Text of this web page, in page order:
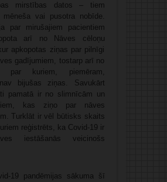
mirstības datos – tiem
vai pusotra nobīde.
par mirušajiem pacientiem
arī no Nāves cēloņu
apkopotas ziņas par pilnīgi
gadījumiem, tostarp arī no
par kuriem, piemēram,
bijušas ziņas. Savukārt
pamatā ir no slimnīcām un
kas ziņo par nāves
Turklāt ir vēl būtisks skaits
reģistrēts, ka Covid-19 ir
iestāšanās veicinošs
19 pandēmijas sākuma šī